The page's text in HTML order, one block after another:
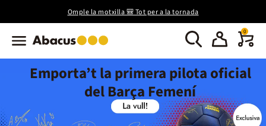
Omple la motxilla 🎒 Tot per a la tornada
0
Emporta’t la primera pilota oficial
del Barça Femení